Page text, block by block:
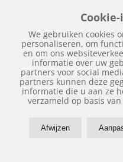
We gebruiken cookies
personaliseren, om
en om ons
informatie over uw
partners voor social
partners kunnen deze
informatie die u aan ze
verzameld op basis
Afwijzen